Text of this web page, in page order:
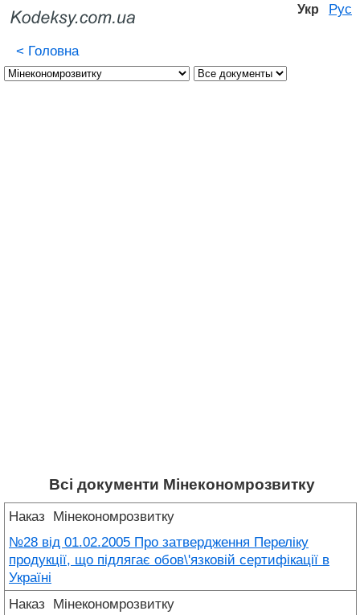
Укр Рус
< Головна
Всі документи Мінекономрозвитку
Наказ Мінекономрозвитку
№28 від 01.02.2005 Про затвердження Переліку
продукції, що підлягає обов\'язковій сертифікації в
Україні
Наказ Мінекономрозвитку